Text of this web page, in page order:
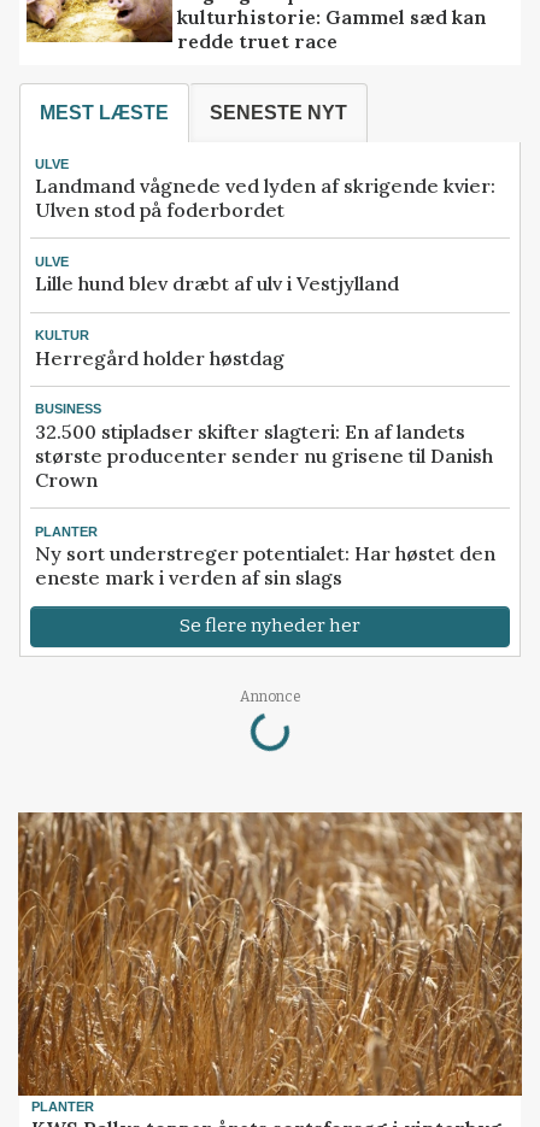
kulturhistorie: Gammel sæd kan
redde truet race
MEST LÆSTE SENESTE NYT
ULVE
Landmand vågnede ved lyden af skrigende kvier:
Ulven stod på foderbordet
ULVE
Lille hund blev dræbt af ulv i Vestjylland
KULTUR
Herregård holder høstdag
BUSINESS
32.500 stipladser skifter slagteri: En af landets
største producenter sender nu grisene til Danish
Crown
PLANTER
Ny sort understreger potentialet: Har høstet den
eneste mark i verden af sin slags
Se flere nyheder her
Annonce
Loading...
PLANTER